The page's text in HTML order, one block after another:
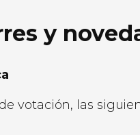
y
votación, las